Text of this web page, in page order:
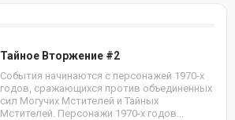
Тайное Вторжение #2
События начинаются с персонажей 1970-х
годов, сражающихся против объединенных
сил Могучих Мстителей и Тайных
Мстителей. Персонажи 1970-х годов...